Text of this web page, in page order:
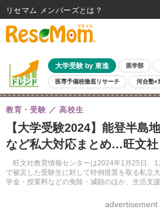
大学受験 by 東進 医学部
医専予備校徹底リサーチ 河合塾×
親子で考える大学選び 高校受験 中学受験
共通テスト 夏休み
8月開催イベント・WS 全国公立高校 過去問
自由研究教材（小学生向け） 自由研究教材（中学
【大学受験2024】能登半島
など私大対応まとめ…旺文社
旺文社教育情報センターは2024年1月25日、
で被災した受験生に対して特例措置を取る私立
学金・授業料などの免除・減額のほか、生活支
教育・受験 高校生
advertisement
リセマム メンバーズ